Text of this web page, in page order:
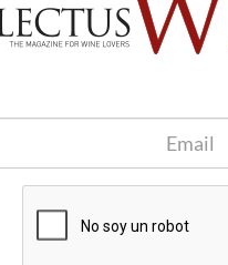
el paso con predominio de las
de cítricos macerada,
de los cavas más personales
en barrica y más de 130
de más de 50 años, es un cava
una atractiva y compleja gama
personas que buscan